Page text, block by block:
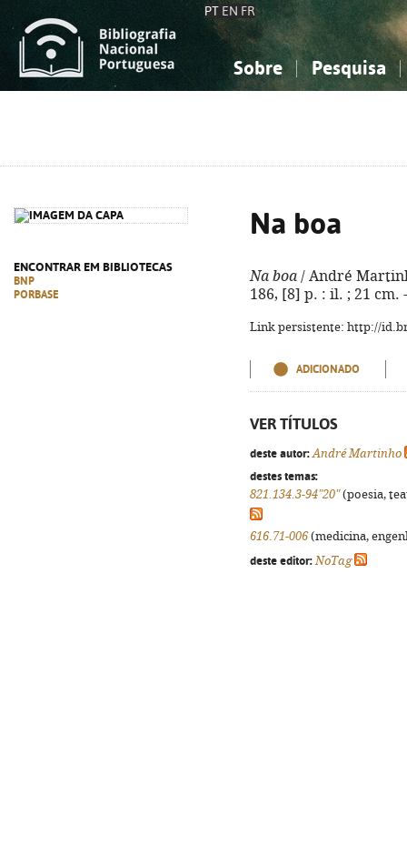
PT EN FR
Sobre Pesquisa
ENCONTRAR EM BIBLIOTECAS
BNP
PORBASE
Na boa
Na boa / André
186, [8] p. : il. ; 21 cm.
Link persistente: http://
ADICIONADO
VER TÍTULOS
deste autor: André Martinho
destes temas:
821.134.3-94"20"(poesia,
616.71-006(medicina,
deste editor: NoTag